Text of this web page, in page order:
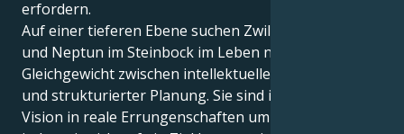
erfordern.
Auf einer tieferen Ebene suchen Zwillinge mit Sonne
und Neptun im Steinbock im Leben nach einem
Gleichgewicht zwischen intellektueller Entdeckung
und strukturierter Planung. Sie sind in der Lage, jede
Vision in reale Errungenschaften umzuwandeln,